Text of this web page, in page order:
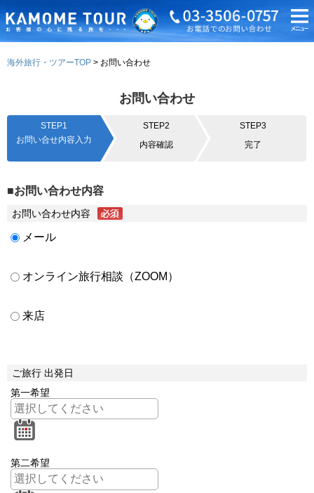
海外旅行・ツアーTOP お問い合わせ
お問い合わせ
STEP1
お問い合せ内容入力
STEP2
内容確認
STEP3
完了
■お問い合わせ内容
お問い合わせ内容
メール
オンライン旅行相談（ZOOM）
来店
ご旅行 出発日
第一希望
第二希望